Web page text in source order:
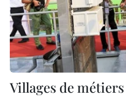
Villages de